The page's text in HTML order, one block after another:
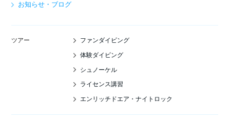
お知らせ・ブログ
ツアー ファンダイビング
体験ダイビング
シュノーケル
ライセンス講習
エンリッチドエア・ナイトロック